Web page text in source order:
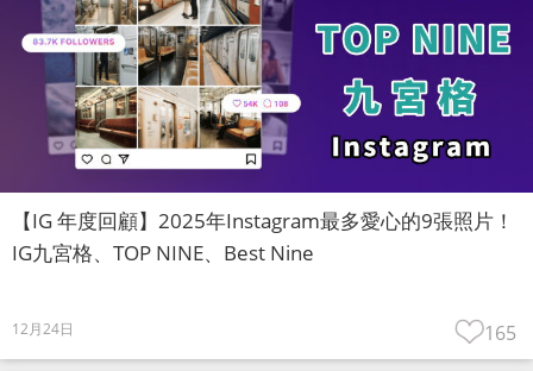
【IG 年度回顧】2025年Instagram最多愛心的9張照片！
IG九宮格、TOP NINE、Best Nine
12月24日 165